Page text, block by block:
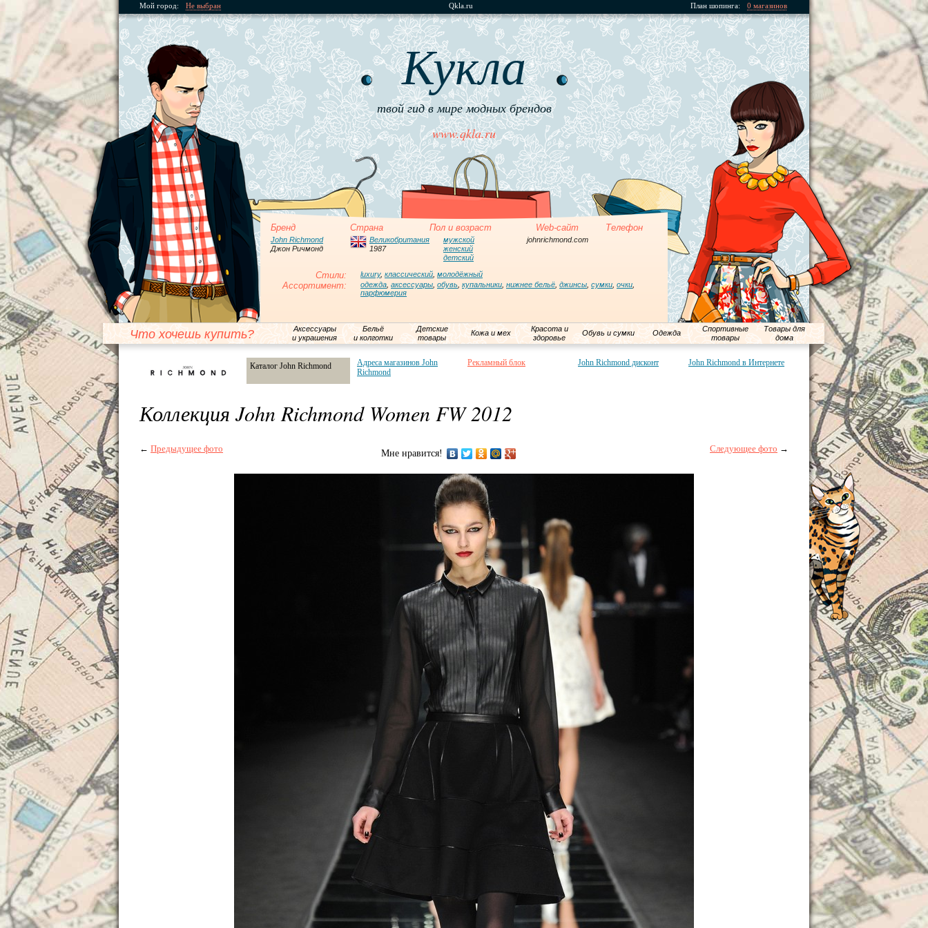
Мой город: Не выбран Qkla.ru План шопинга: 0 магазинов
Кукла
твой гид в мире модных брендов
www.qkla.ru
Бренд Страна Пол и возраст Web-сайт Телефон
John Richmond
Джон Ричмонд
Великобритания
1987
мужской
женский
детский
johnrichmond.com
Стили: luxury, классический молодёжный
Ассортимент: одежда аксессуары обувь купальники нижнее бельё джинсы сумки очки
парфюмерия
Что хочешь купить?
Аксессуары
и украшения
Бельё
и колготки
Детские
товары
Кожа и мех
Красота и
здоровье
Обувь и сумки Одежда
Спортивные
товары
Товары для
дома
Каталог John Richmond
Адреса магазинов John
Richmond
Рекламный блок John Richmond дисконт John Richmond в Интернете
Коллекция John Richmond Women FW 2012
← Предыдущее фото Мне нравится! Следующее фото →